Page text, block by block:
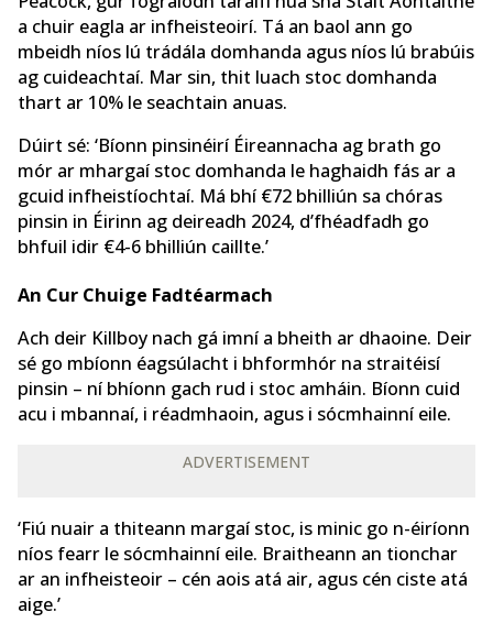
a chuir eagla ar infheisteoirí. Tá an baol ann go
mbeidh níos lú trádála domhanda agus níos lú brabúis
ag cuideachtaí. Mar sin, thit luach stoc domhanda
thart ar 10% le seachtain anuas.
Dúirt sé: ‘Bíonn pinsinéirí Éireannacha ag brath go
mór ar mhargaí stoc domhanda le haghaidh fás ar a
gcuid infheistíochtaí. Má bhí €72 bhilliún sa chóras
pinsin in Éirinn ag deireadh 2024, d’fhéadfadh go
bhfuil idir €4-6 bhilliún caillte.’
An Cur Chuige Fadtéarmach
Ach deir Killboy nach gá imní a bheith ar dhaoine. Deir
sé go mbíonn éagsúlacht i bhformhór na straitéisí
pinsin – ní bhíonn gach rud i stoc amháin. Bíonn cuid
acu i mbannaí, i réadmhaoin, agus i sócmhainní eile.
ADVERTISEMENT
‘Fiú nuair a thiteann margaí stoc, is minic go n-éiríonn
níos fearr le sócmhainní eile. Braitheann an tionchar
ar an infheisteoir – cén aois atá air, agus cén ciste atá
aige.’